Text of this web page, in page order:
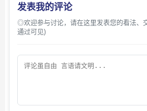
发表我的评论
◎欢迎参与讨论，请在这里发表您的看法、
通过可见)